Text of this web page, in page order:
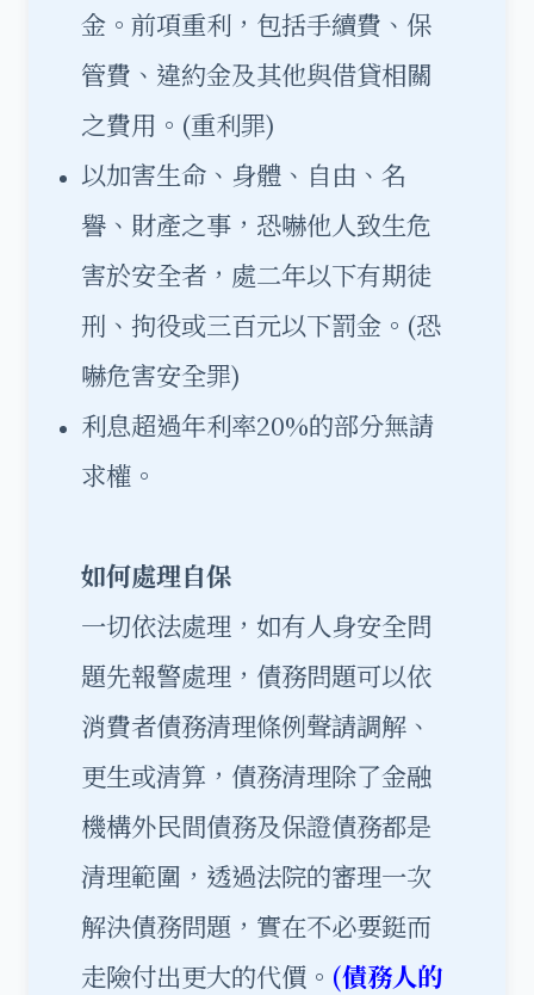
金。前項重利，包括手續費、保
管費、違約金及其他與借貸相關
之費用。(重利罪)
以加害生命、身體、自由、名
譽、財產之事，恐嚇他人致生危
害於安全者，處二年以下有期徒
刑、拘役或三百元以下罰金。(恐
嚇危害安全罪)
利息超過年利率20%的部分無請
求權。
如何處理自保
一切依法處理，如有人身安全問
題先報警處理，債務問題可以依
消費者債務清理條例聲請調解、
更生或清算，債務清理除了金融
機構外民間債務及保證債務都是
清理範圍，透過法院的審理一次
解決債務問題，實在不必要鋌而
走險付出更大的代價。 (債務人的